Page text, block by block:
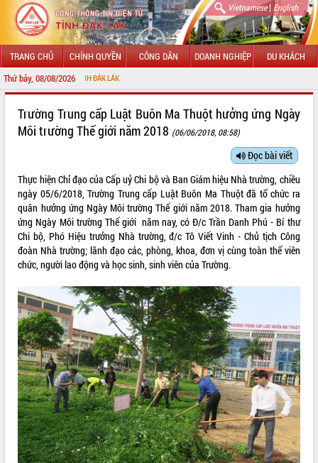
Vietnamese| English
TRANG CHỦ CHÍNH QUYỀN CÔNG DÂN DOANH NGHIỆP DU KHÁCH
Thứ bảy, 08/08/2026
LÃNH ĐẠO UBND TỈNH
SỞ, BAN, NGÀNH
UBND CÁC XÃ, PHƯỜNG
THÔNG TIN CHỈ ĐẠO ĐIỀU HÀNH
VĂN BẢN HĐND TỈNH
ĐIỂM TIN VĂN BẢN
QUY HOẠCH - KẾ HOẠCH
Trường Trung cấp Luật Buôn Ma Thuột hưởng ứng Ngày
Môi trường Thế giới năm 2018 (06/06/2018, 08:58)
Đọc bài viết
Thực hiện Chỉ đạo của Cấp uỷ Chi bộ và Ban Giám hiệu Nhà trường, chiều
ngày 05/6/2018, Trường Trung cấp Luật Buôn Ma Thuột đã tổ chức ra
quân hưởng ứng Ngày Môi trường Thế giới năm 2018. Tham gia hưởng
ứng Ngày Môi trường Thế giới năm nay, có Đ/c Trần Danh Phú - Bí thư
Chi bộ, Phó Hiệu trưởng Nhà trường, đ/c Tô Viết Vinh - Chủ tịch Công
đoàn Nhà trường; lãnh đạo các, phòng, khoa, đơn vị cùng toàn thể viên
chức, người lao động và học sinh, sinh viên của Trường.